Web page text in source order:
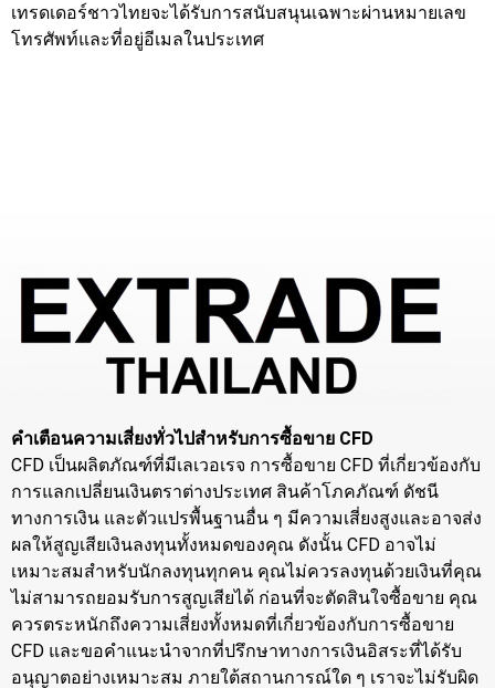
เทรดเดอร์ชาวไทยจะได้รับการสนับสนุนเฉพาะผ่านหมายเลข
โทรศัพท์และที่อยู่อีเมลในประเทศ
คำเตือนความเสี่ยงทั่วไปสำหรับการซื้อขาย CFD
CFD เป็นผลิตภัณฑ์ที่มีเลเวอเรจ การซื้อขาย CFD ที่เกี่ยวข้องกับ
การแลกเปลี่ยนเงินตราต่างประเทศ สินค้าโภคภัณฑ์ ดัชนี
ทางการเงิน และตัวแปรพื้นฐานอื่น ๆ มีความเสี่ยงสูงและอาจส่ง
ผลให้สูญเสียเงินลงทุนทั้งหมดของคุณ ดังนั้น CFD อาจไม่
เหมาะสมสำหรับนักลงทุนทุกคน คุณไม่ควรลงทุนด้วยเงินที่คุณ
ไม่สามารถยอมรับการสูญเสียได้ ก่อนที่จะตัดสินใจซื้อขาย คุณ
ควรตระหนักถึงความเสี่ยงทั้งหมดที่เกี่ยวข้องกับการซื้อขาย
CFD และขอคำแนะนำจากที่ปรึกษาทางการเงินอิสระที่ได้รับ
อนุญาตอย่างเหมาะสม ภายใต้สถานการณ์ใด ๆ เราจะไม่รับผิด